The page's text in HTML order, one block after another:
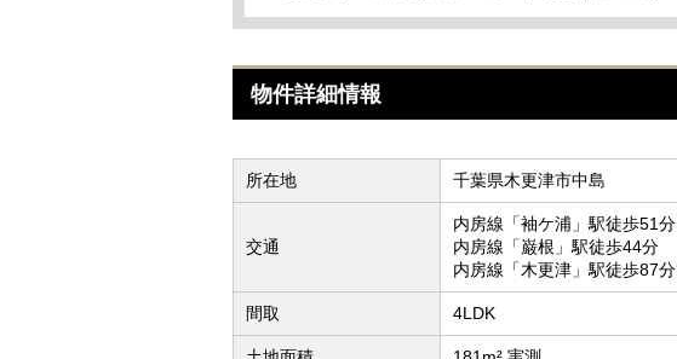
物件詳細情報
所在地 千葉県木更津市中島
交通
内房線「袖ケ浦」駅徒歩51分
内房線「巌根」駅徒歩44分
内房線「木更津」駅徒歩87分
間取 4LDK